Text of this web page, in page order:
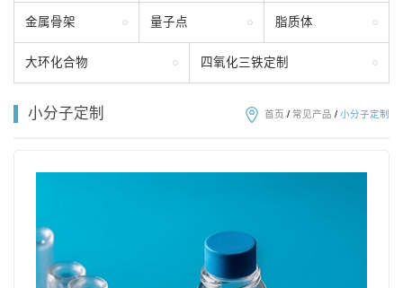
金属骨架 量子点 脂质体
大环化合物 四氧化三铁定制
小分子定制 首页 / 常见产品 / 小分子定制